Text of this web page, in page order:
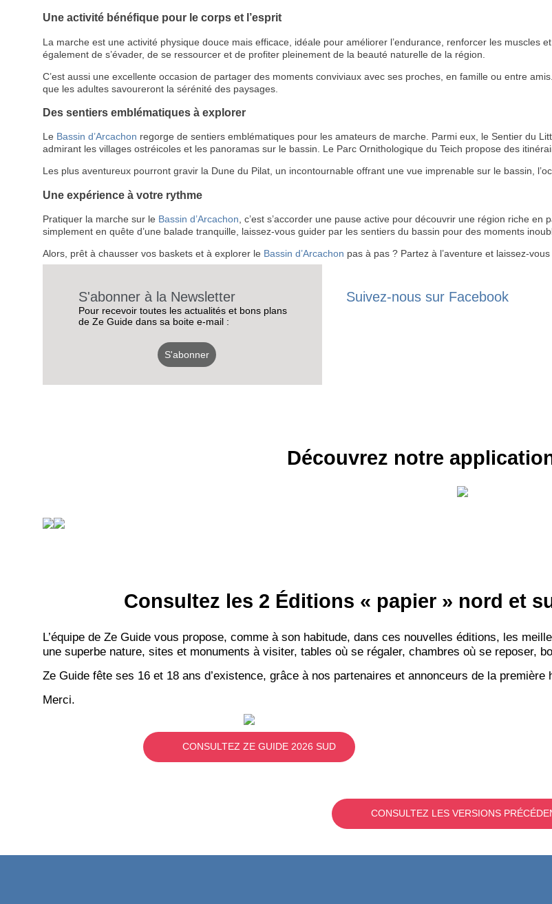
Une activité bénéfique pour le corps et l’esprit
La marche est une activité physique douce mais efficace, idéale pour améliorer l’endurance, renforcer les muscles
également de s’évader, de se ressourcer et de profiter pleinement de la beauté naturelle de la région.
C’est aussi une excellente occasion de partager des moments conviviaux avec ses proches, en famille ou entre
que les adultes savoureront la sérénité des paysages.
Des sentiers emblématiques à explorer
Le Bassin d’Arcachon regorge de sentiers emblématiques pour les amateurs de marche. Parmi eux, le Sentier du
admirant les villages ostréicoles et les panoramas sur le bassin. Le Parc Ornithologique du Teich propose des
Les plus aventureux pourront gravir la Dune du Pilat, un incontournable offrant une vue imprenable sur le bassin,
Une expérience à votre rythme
Pratiquer la marche sur le Bassin d’Arcachon , c’est s’accorder une pause active pour découvrir une région riche
simplement en quête d’une balade tranquille, laissez-vous guider par les sentiers du bassin pour des moments
Alors, prêt à chausser vos baskets et à explorer le Bassin d’Arcachon pas à pas ? Partez à l’aventure et laissez-
S'abonner à la Newsletter
Pour recevoir toutes les actualités et bons plans
de Ze Guide dans sa boite e-mail :
S'abonner
Suivez-nous sur Facebook
Découvrez notre
Consultez les 2 Éditions « papier » nord et
L’équipe de Ze Guide vous propose, comme à son habitude, dans ces nouvelles éditions, les
une superbe nature, sites et monuments à visiter, tables où se régaler, chambres où se reposer,
Ze Guide fête ses 16 et 18 ans d’existence, grâce à nos partenaires et annonceurs de la première
Merci.
CONSULTEZ ZE GUIDE 2026 SUD
CONSULTEZ LES VERSIONS